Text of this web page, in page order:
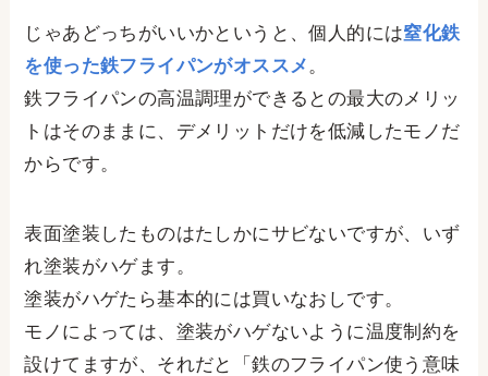
じゃあどっちがいいかというと、個人的には窒化鉄
を使った鉄フライパンがオススメ 。
鉄フライパンの高温調理ができるとの最大のメリッ
トはそのままに、デメリットだけを低減したモノだ
からです。
表面塗装したものはたしかにサビないですが、いず
れ塗装がハゲます。
塗装がハゲたら基本的には買いなおしです。
モノによっては、塗装がハゲないように温度制約を
設けてますが、それだと「鉄のフライパン使う意味